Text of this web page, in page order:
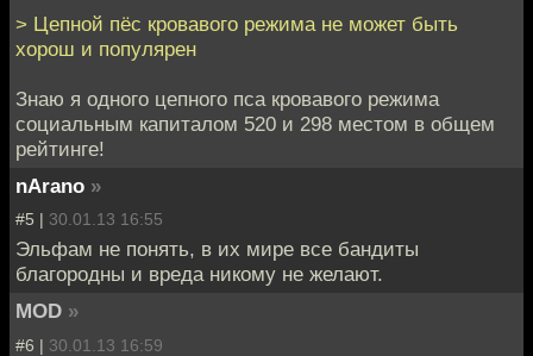
> Цепной пёс кровавого режима не может быть
хорош и популярен
Знаю я одного цепного пса кровавого режима
социальным капиталом 520 и 298 местом в общем
рейтинге!
nArano »
#5 | 30.01.13 16:55
Эльфам не понять, в их мире все бандиты
благородны и вреда никому не желают.
MOD »
#6 | 30.01.13 16:59